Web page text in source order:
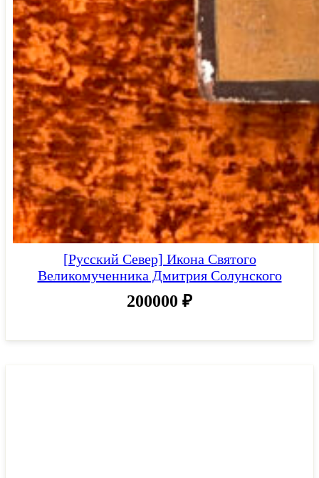
[Русский Север] Икона Святого
Великомученника Дмитрия Солунского
200000 ₽